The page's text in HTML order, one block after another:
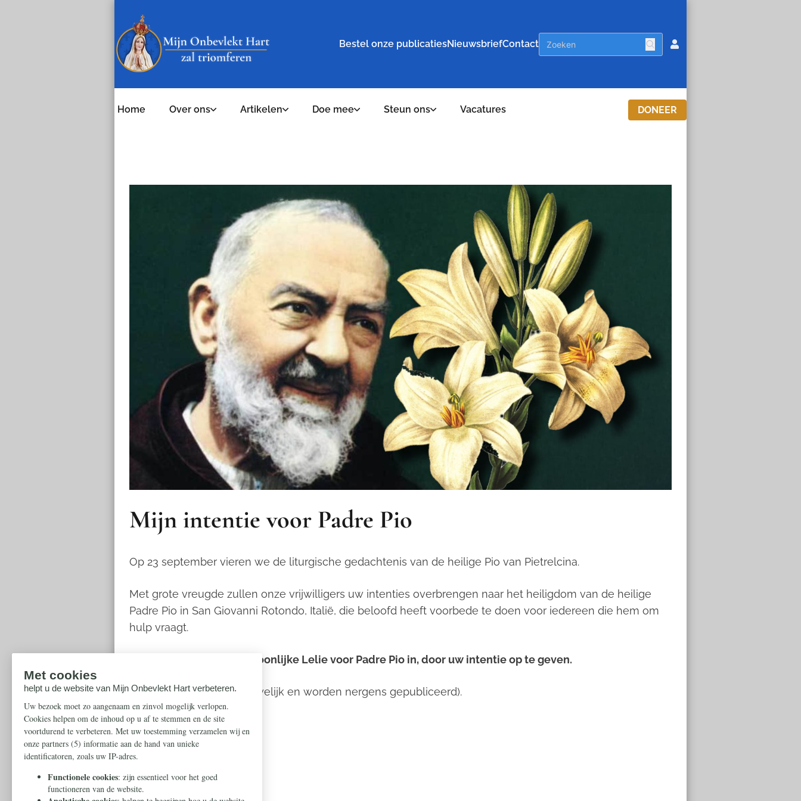
Bestel onze publicatiesNieuwsbriefContact
Home Over ons Artikelen Doe mee Steun ons Vacatures DONEER
Mijn intentie voor Padre Pio
Op 23 september vieren we de liturgische gedachtenis van de heilige Pio van Pietrelcina.
Met grote vreugde zullen onze vrijwilligers uw intenties overbrengen naar het heiligdom van de heilige
Padre Pio in San Giovanni Rotondo, Italië, die beloofd heeft voorbede te doen voor iedereen die hem om
hulp vraagt.
Vul vandaag nog uw persoonlijke Lelie voor Padre Pio in, door uw intentie op te geven.
(Uw intenties zijn vertrouwelijk en worden nergens gepubliceerd).
Mijn intentie*
Mijn naam